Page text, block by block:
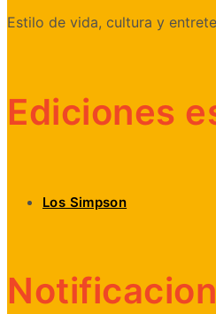
Estilo de vida, cultura y
Ediciones
Los Simpson